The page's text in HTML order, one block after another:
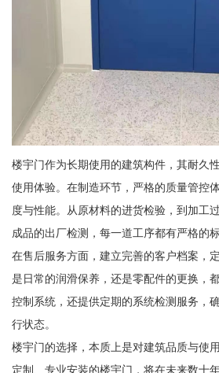
楼宇门作为长期使用的建筑构件，其耐久
使用体验。在制造环节，严格的质量管控
度与性能。从原材料的进货检验，到加工
成品的出厂检测，每一道工序都有严格的标
在售后服务方面，建立完善的客户档案，
是日常的润滑保养，还是零配件的更换，
控制系统，还提供定期的系统检测服务，
行状态。
楼宇门的选择，本质上是对建筑品质与使
定制、专业安装的楼宇门，将在未来数十